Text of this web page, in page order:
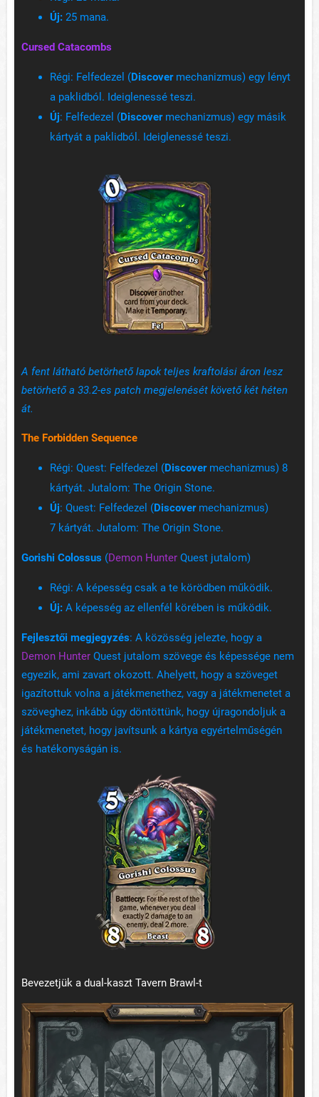
Új: 25 mana.
Cursed Catacombs
Régi: Felfedezel (Discovermechanizmus) egy lényt
a paklidból. Ideiglenessé teszi.
Új: Felfedezel (Discovermechanizmus) egy másik
kártyát a paklidból. Ideiglenessé teszi.
A fent látható betörhető lapok teljes kraftolási áron lesz
betörhető a 33.2-es patch megjelenését követő két héten
át.
The Forbidden Sequence
Régi: Quest: Felfedezel (Discovermechanizmus) 8
kártyát. Jutalom: The Origin Stone.
Új: Quest: Felfedezel (Discovermechanizmus)
7 kártyát. Jutalom: The Origin Stone.
Gorishi Colossus (Demon Hunter Quest jutalom)
Régi: A képesség csak a te körödben működik.
Új: A képesség az ellenfél körében is működik.
Fejlesztői megjegyzés: A közösség jelezte, hogy a
Demon Hunter Quest jutalom szövege és képessége nem
egyezik, ami zavart okozott. Ahelyett, hogy a szöveget
igazítottuk volna a játékmenethez, vagy a játékmenetet a
szöveghez, inkább úgy döntöttünk, hogy újragondoljuk a
játékmenetet, hogy javítsunk a kártya egyértelműségén
és hatékonyságán is.
Bevezetjük a dual-kaszt Tavern Brawl-t